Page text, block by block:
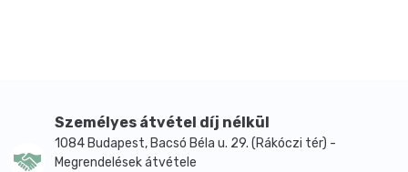
Személyes átvétel díj nélkül
1084 Budapest, Bacsó Béla u. 29. (Rákóczi tér) -
Megrendelések átvétele